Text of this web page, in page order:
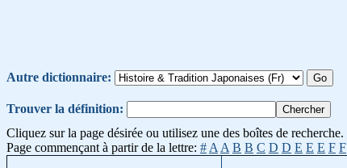
Autre dictionnaire:
Trouver la définition:
Cliquez sur la page désirée ou utilisez une des boîtes de recherche.
Page commençant à partir de la lettre: # A A B B C D D E E E F F